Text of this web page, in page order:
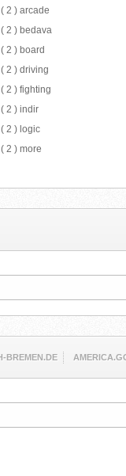
2 ) arcade
2 ) bedava
2 ) board
2 ) driving
2 ) fighting
2 ) indir
2 ) logic
2 ) more
BREMEN.DE